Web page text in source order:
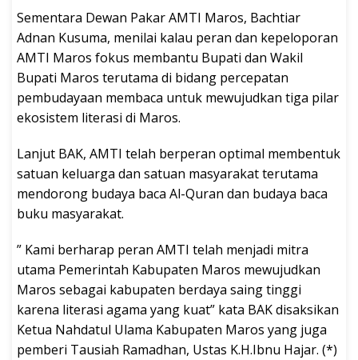
Sementara Dewan Pakar AMTI Maros, Bachtiar
Adnan Kusuma, menilai kalau peran dan kepeloporan
AMTI Maros fokus membantu Bupati dan Wakil
Bupati Maros terutama di bidang percepatan
pembudayaan membaca untuk mewujudkan tiga pilar
ekosistem literasi di Maros.
Lanjut BAK, AMTI telah berperan optimal membentuk
satuan keluarga dan satuan masyarakat terutama
mendorong budaya baca Al-Quran dan budaya baca
buku masyarakat.
” Kami berharap peran AMTI telah menjadi mitra
utama Pemerintah Kabupaten Maros mewujudkan
Maros sebagai kabupaten berdaya saing tinggi
karena literasi agama yang kuat” kata BAK disaksikan
Ketua Nahdatul Ulama Kabupaten Maros yang juga
pemberi Tausiah Ramadhan, Ustas K.H.Ibnu Hajar. (*)